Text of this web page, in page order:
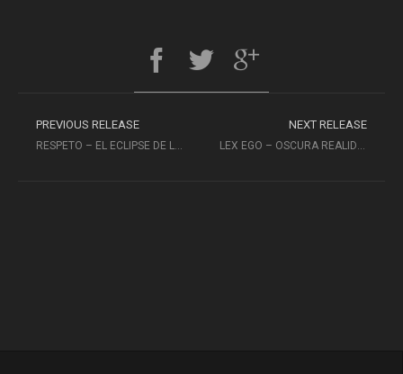
PREVIOUS RELEASE
RESPETO – EL ECLIPSE DE LA RAZON
NEXT RELEASE
LEX EGO – OSCURA REALIDAD